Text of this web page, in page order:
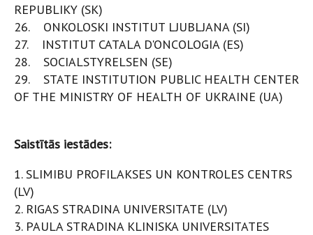
REPUBLIKY (SK)
26. ONKOLOSKI INSTITUT LJUBLJANA (SI)
27. INSTITUT CATALA D'ONCOLOGIA (ES)
28. SOCIALSTYRELSEN (SE)
29. STATE INSTITUTION PUBLIC HEALTH CENTER
OF THE MINISTRY OF HEALTH OF UKRAINE (UA)
Saistītās iestādes:
1. SLIMIBU PROFILAKSES UN KONTROLES CENTRS
(LV)
2. RIGAS STRADINA UNIVERSITATE (LV)
3. PAULA STRADINA KLINISKA UNIVERSITATES